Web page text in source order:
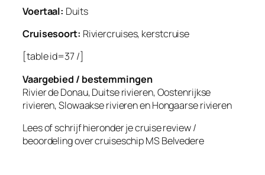
Voertaal: Duits
Cruisesoort: Riviercruises, kerstcruise
[table id=37 /]
Vaargebied / bestemmingen
Rivier de Donau, Duitse rivieren, Oostenrijkse
rivieren, Slowaakse rivieren en Hongaarse rivieren
Lees of schrijf hieronder je cruise review /
beoordeling over cruiseschip MS Belvedere